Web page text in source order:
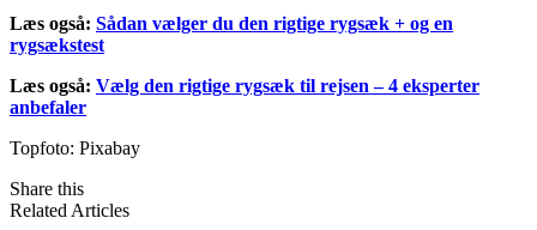
Læs også: Sådan vælger du den rigtige rygsæk + og en
rygsækstest
Læs også: Vælg den rigtige rygsæk til rejsen – 4 eksperter
anbefaler
Topfoto: Pixabay
Share this
Related Articles